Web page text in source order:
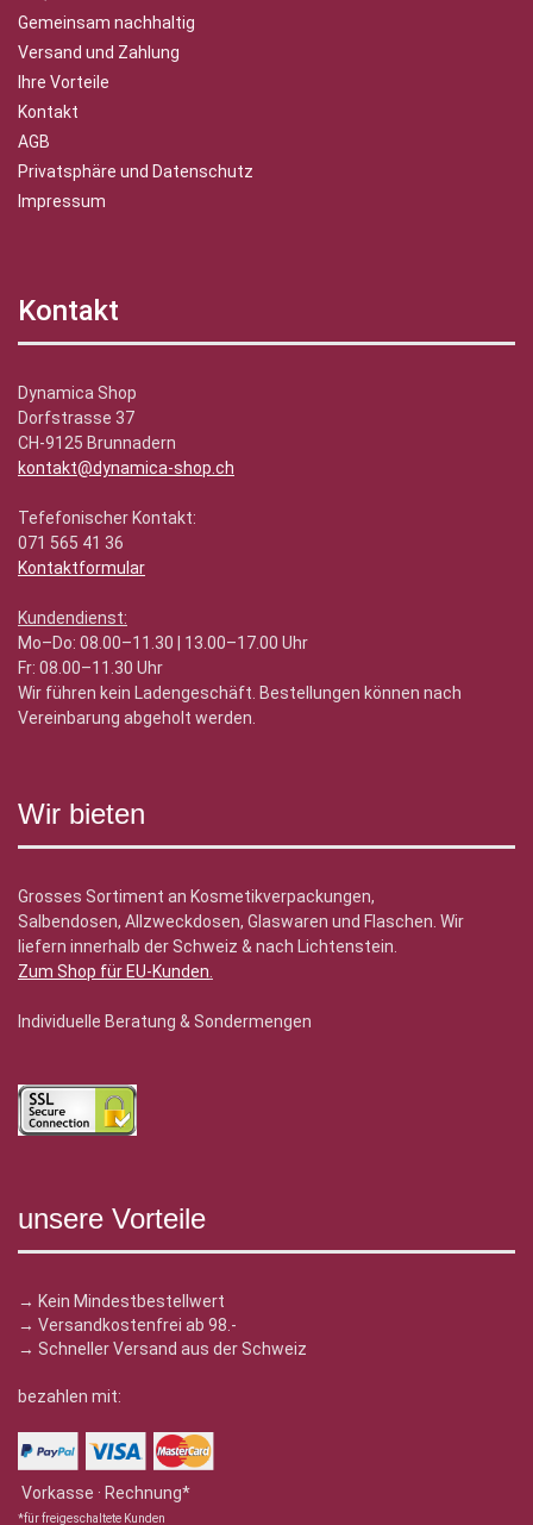
Gemeinsam nachhaltig
Versand und Zahlung
Ihre Vorteile
Kontakt
AGB
Privatsphäre und Datenschutz
Impressum
Kontakt
Dynamica Shop
Dorfstrasse 37
CH-9125 Brunnadern
kontakt@dynamica-shop.ch
Tefefonischer Kontakt:
071 565 41 36
Kontaktformular
Kundendienst:
Mo–Do: 08.00–11.30 | 13.00–17.00 Uhr
Fr: 08.00–11.30 Uhr
Wir führen kein Ladengeschäft. Bestellungen können nach
Vereinbarung abgeholt werden.
Wir bieten
Grosses Sortiment an Kosmetikverpackungen,
Salbendosen, Allzweckdosen, Glaswaren und Flaschen. Wir
liefern innerhalb der Schweiz & nach Lichtenstein.
Zum Shop für EU-Kunden.
Individuelle Beratung & Sondermengen
unsere Vorteile
→ Kein Mindestbestellwert
→ Versandkostenfrei ab 98.-
→ Schneller Versand aus der Schweiz
bezahlen mit:
Vorkasse · Rechnung*
*für freigeschaltete Kunden